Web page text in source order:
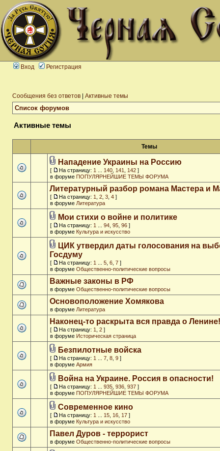
Вход Регистрация
Сообщения без ответов Активные темы
Список форумов
Активные темы
Темы
Нападение Украины на Россию
[ На страницу: 1 140 141 142 ]
в форуме ПОПУЛЯРНЕЙШИЕ ТЕМЫ ФОРУМА
Литературный разбор романа Мастера и
[ На страницу: 1 2 3 4 ]
в форуме Литература
Мои стихи о войне и политике
[ На страницу: 1 94 95 96 ]
в форуме Культура и искусство
ЦИК утвердил даты голосования на
Госдуму
[ На страницу: 1 5 6 7 ]
в форуме Общественно-политические вопросы
Важные законы в РФ
в форуме Общественно-политические вопросы
Основоположение Хомякова
в форуме Литература
Наконец-то раскрыта вся правда о Ленине!
[ На страницу: 1 2 ]
в форуме Историческая страница
Безпилотные войска
[ На страницу: 1 7 8 9 ]
в форуме Армия
Война на Украине. Россия в опасности!
[ На страницу: 1 935 936 937 ]
в форуме ПОПУЛЯРНЕЙШИЕ ТЕМЫ ФОРУМА
Современное кино
[ На страницу: 1 15 16 17 ]
в форуме Культура и искусство
Павел Дуров - террорист
в форуме Общественно-политические вопросы